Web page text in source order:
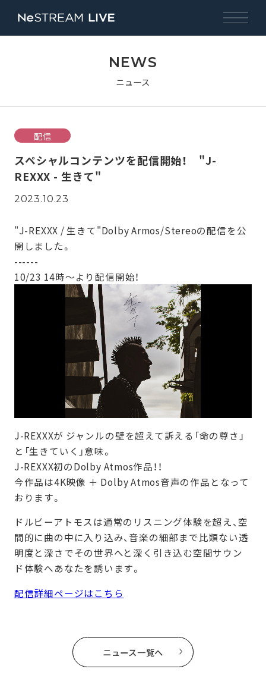
NEWS
ニュース
配信
スペシャルコンテンツを配信開始！ "J-
REXXX - 生きて"
2023.10.23
"J-REXXX / 生きて"Dolby Armos/Stereoの配信を公
開しました。
------
10/23 14時～より配信開始！
J-REXXXが ジャンルの壁を超えて訴える「命の尊さ」
と「生きていく」意味。
J-REXXX初のDolby Atmos作品！！
今作品は4K映像 ＋ Dolby Atmos音声の作品となって
おります。
ドルビーアトモスは通常のリスニング体験を超え、空
間的に曲の中に入り込み、音楽の細部まで比類ない透
明度と深さでその世界へと深く引き込む空間サウン
ド体験へあなたを誘います。
配信詳細ページはこちら
ニュース一覧へ